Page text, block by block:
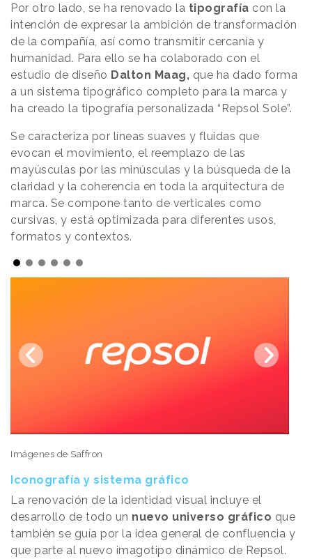
Por otro lado, se ha renovado la tipografía con la
intención de expresar la ambición de transformación
de la compañía, así como transmitir cercanía y
humanidad. Para ello se ha colaborado con el
estudio de diseño Dalton Maag, que ha dado forma
a un sistema tipográfico completo para la marca y
ha creado la tipografía personalizada “Repsol Sole”.
Se caracteriza por líneas suaves y fluidas que
evocan el movimiento, el reemplazo de las
mayúsculas por las minúsculas y la búsqueda de la
claridad y la coherencia en toda la arquitectura de
marca. Se compone tanto de verticales como
cursivas, y está optimizada para diferentes usos,
formatos y contextos.
Imágenes de Saffron
Iconografía y sistema gráfico
La renovación de la identidad visual incluye el
desarrollo de todo un nuevo universo gráfico que
también se guía por la idea general de confluencia y
que parte al nuevo imagotipo dinámico de Repsol.